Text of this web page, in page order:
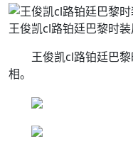
王俊凯cl路铂廷巴黎时
王俊凯cl路铂廷巴黎
相。